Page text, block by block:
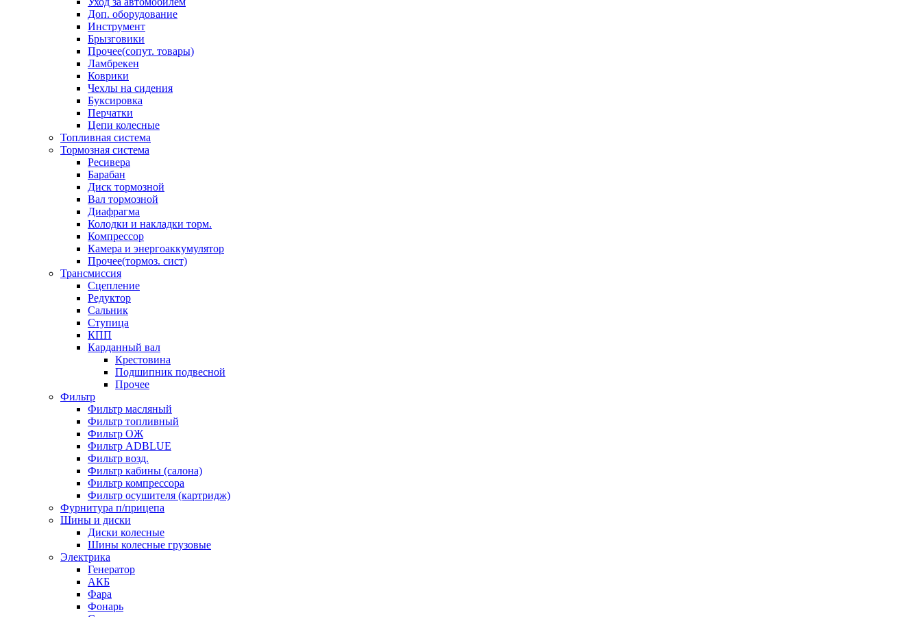
Доп. оборудование
Инструмент
Брызговики
Прочее(сопут. товары)
Ламбрекен
Коврики
Чехлы на сидения
Буксировка
Перчатки
Цепи колесные
Топливная система
Тормозная система
Ресивера
Барабан
Диск тормозной
Вал тормозной
Диафрагма
Колодки и накладки торм.
Компрессор
Камера и энергоаккумулятор
Прочее(тормоз. сист)
Трансмиссия
Сцепление
Редуктор
Сальник
Ступица
КПП
Карданный вал
Крестовина
Подшипник подвесной
Прочее
Фильтр
Фильтр масляный
Фильтр топливный
Фильтр ОЖ
Фильтр ADBLUE
Фильтр возд.
Фильтр кабины (салона)
Фильтр компрессора
Фильтр осушителя (картридж)
Фурнитура п/прицепа
Шины и диски
Диски колесные
Шины колесные грузовые
Электрика
Генератор
АКБ
Фара
Фонарь